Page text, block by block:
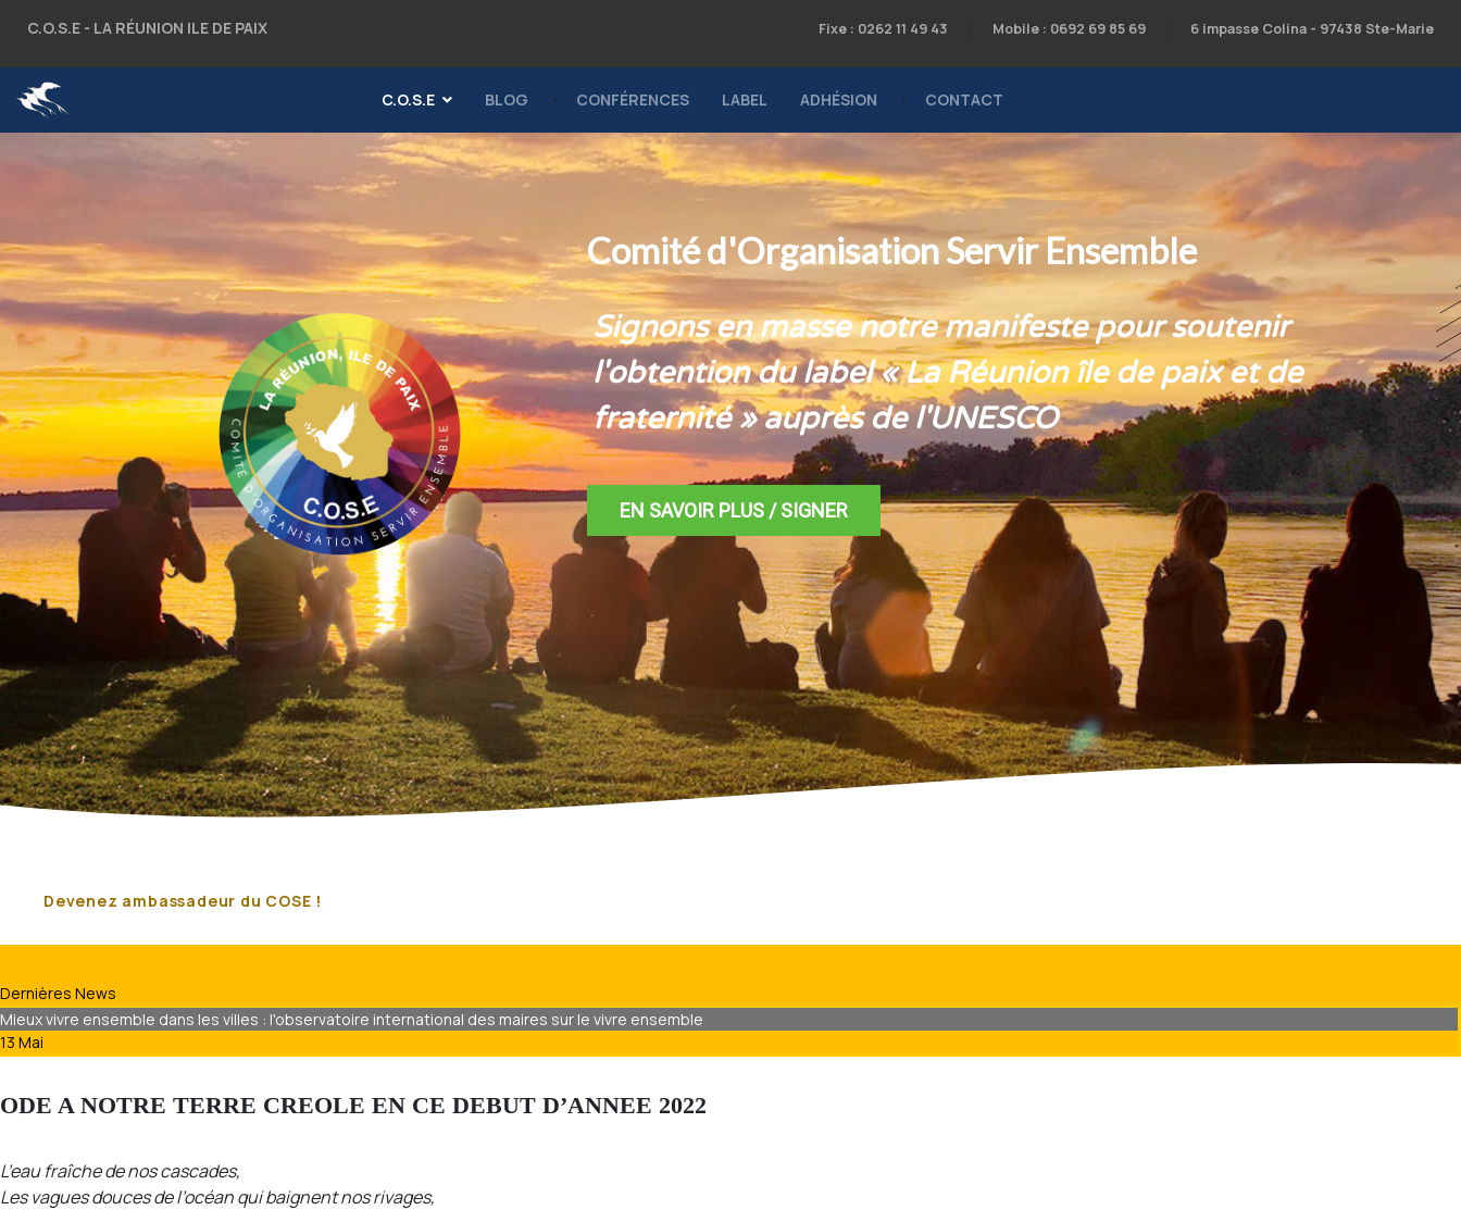
C.O.S.E - LA RÉUNION ILE DE PAIX Fixe : 0262 11 49 43 Mobile : 0692 69 85 69 6 impasse Colina - 97438 Ste-Marie
C.O.S.E BLOG "> CONFÉRENCES LABEL ADHÉSION "> CONTACT
Comité d'Organisation Servir Ensemble
Signons en masse notre manifeste pour soutenir
l'obtention du label « La Réunion île de paix et de
fraternité » auprès de l'UNESCO
EN SAVOIR PLUS / SIGNER
Devenez ambassadeur du COSE !
Dernières News
Mieux vivre ensemble dans les villes : l'observatoire international des maires sur le vivre ensemble
13 Mai
ODE A NOTRE TERRE CREOLE EN CE DEBUT D’ANNEE 2022
L’eau fraîche de nos cascades,
Les vagues douces de l’océan qui baignent nos rivages,